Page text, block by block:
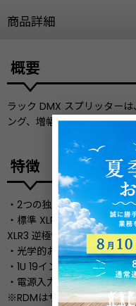
商品詳細
概要
ラック DMX スプリッター
ング、増幅、分離、保護し
特徴
・2つの独立した4方向スプ
・標準 XLR5ピン入出力と
XLR3 逆極性）
・光学的および電気的絶縁
・1U 19インチラックマウント
・電源入力 110 - 240V AC
※RDMはサポートしていま